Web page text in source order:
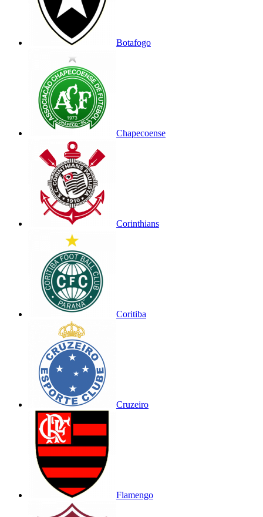
Botafogo
Chapecoense
Corinthians
Coritiba
Cruzeiro
Flamengo